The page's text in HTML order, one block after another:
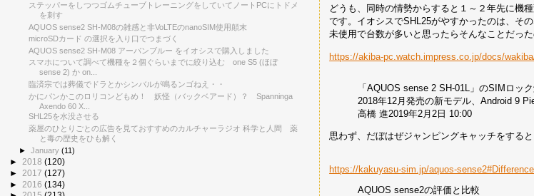
どうも、同時の情勢からすると１～２年先に機
です。イオシスでSHL25がやすかったのは、そ
未使用で台数が多いと思ったらそんなことだっ
https://akiba-pc.watch.impress.co.jp/docs/
「AQUOS sense 2 SH-01L」のSIMロッ
2018年12月発売の新モデル、Android 9
高橋 進2019年2月2日 10:00
思わず、だぼはぜジャンピングキャッチをする
https://kakuyasu-sim.jp/aquos-sense2#Difference
AQUOS sense2の評価と比較
ステッパーをしつつゴムチューブトレーニングをしていてノートPCにトドメ
を刺す
AQUOS sense2 SH-M08の雑感と非VoLTEのnanoSIM使用顛末
microSDカード の選択を入り口でつまづく
AQUOS sense2 SH-M08 アーバンブルー をイオシスで購入しました
スマホについて調べて機種を２個ぐらいまでに絞り込む one S5 (ほぼ
sense 2) か on...
臨済宗では葬儀でドラとかシンバルが鳴るンゴねえ・・
かにパンかこのロリコンどもめ！ 妖怪（バックベアード）？ Spanninga
Axendo 60 X...
SHL25を水没させる
薬屋のひとりごとの広告を見ておすすめのカルチャーラジオ 科学と人間 薬
と毒の歴史をひも解く
►January(11)
► 2018 (120)
► 2017 (127)
► 2016 (134)